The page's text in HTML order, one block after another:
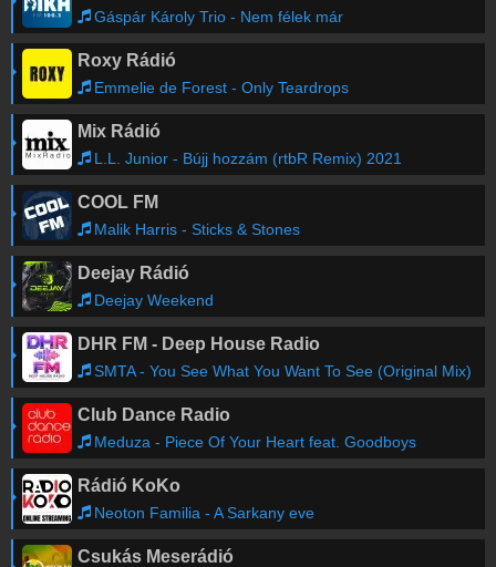
Gáspár Károly Trio - Nem félek már
Roxy Rádió
Emmelie de Forest - Only Teardrops
Mix Rádió
L.L. Junior - Bújj hozzám (rtbR Remix) 2021
COOL FM
Malik Harris - Sticks & Stones
Deejay Rádió
Deejay Weekend
DHR FM - Deep House Radio
SMTA - You See What You Want To See (Original Mix)
Club Dance Radio
Meduza - Piece Of Your Heart feat. Goodboys
Rádió KoKo
Neoton Familia - A Sarkany eve
Csukás Meserádió